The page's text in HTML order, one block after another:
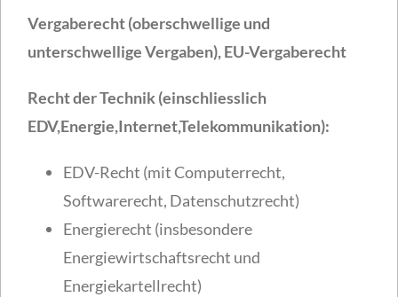
Vergaberecht (oberschwellige und
unterschwellige Vergaben), EU-Vergaberecht
Recht der Technik (einschliesslich
EDV,Energie,Internet,Telekommunikation):
EDV-Recht (mit Computerrecht,
Softwarerecht, Datenschutzrecht)
Energierecht (insbesondere
Energiewirtschaftsrecht und
Energiekartellrecht)